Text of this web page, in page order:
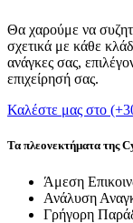
Θα χαρούμε να
σχετικά με κάθε
ανάγκες σας,
επιχείρησή σας.
Καλέστε μας στο
Τα πλεονεκτήματα της
Άμεση
Ανάλυση
Γρήγορη